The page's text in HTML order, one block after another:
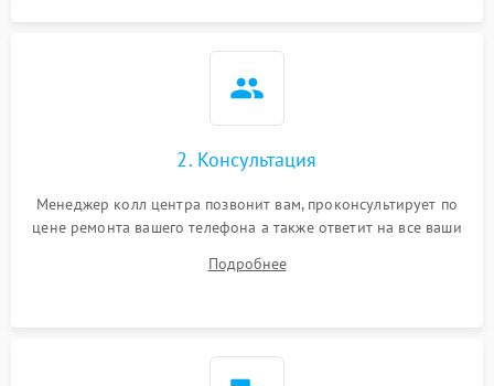
2. Консультация
Менеджер колл центра позвонит вам, проконсультирует по
цене ремонта вашего телефона а также ответит на все ваши
Подробнее